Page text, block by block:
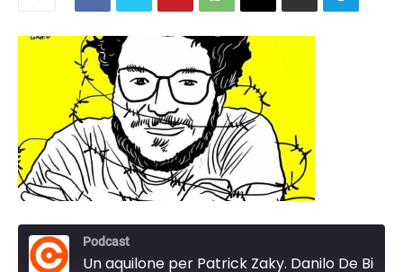
Podcast